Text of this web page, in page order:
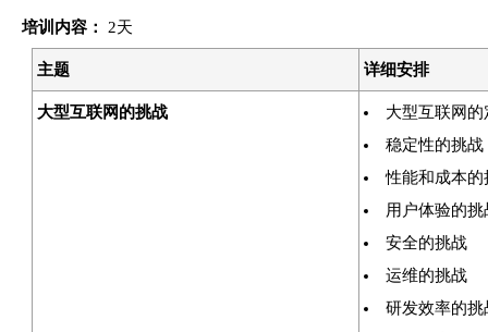
培训 内容 ： 2天
主题 详细安排
大型互联网的挑战
大型互联网的
稳定性的挑战
性能和成本的
用户体验的挑
安全的挑战
运维的挑战
研发效率的挑